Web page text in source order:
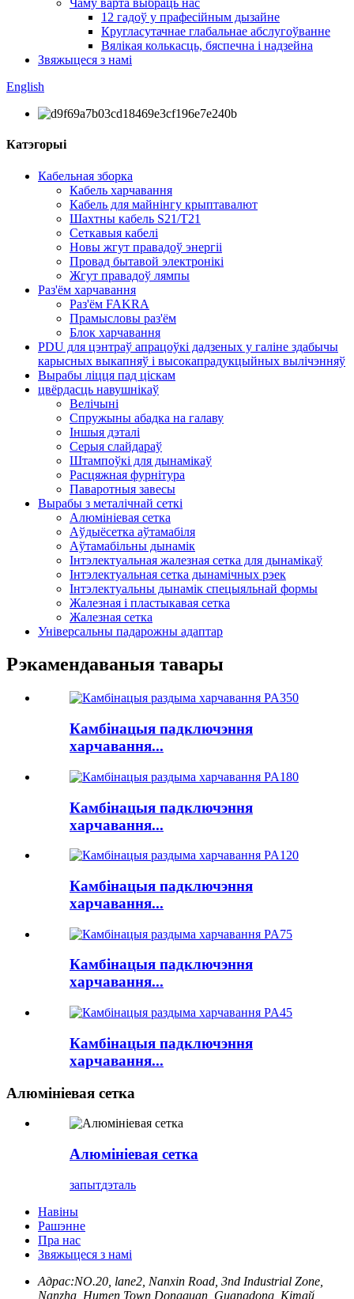
Чаму варта выбраць нас
12 гадоў у прафесійным дызайне
Кругласутачнае глабальнае абслугоўванне
Вялікая колькасць, бяспечна і надзейна
Звяжыцеся з намі
English
Катэгорыі
Кабельная зборка
Кабель харчавання
Кабель для майнінгу крыптавалют
Шахтны кабель S21/T21
Сеткавыя кабелі
Новы жгут правадоў энергіі
Провад бытавой электронікі
Жгут правадоў лямпы
Раз'ём харчавання
Раз'ём FAKRA
Прамысловы раз'ём
Блок харчавання
PDU для цэнтраў апрацоўкі дадзеных у галіне здабычы
карысных выкапняў і высокапрадукцыйных вылічэнняў
Вырабы ліцця пад ціскам
цвёрдасць навушнікаў
Велічыні
Спружыны абадка на галаву
Іншыя дэталі
Серыя слайдараў
Штампоўкі для дынамікаў
Расцяжная фурнітура
Паваротныя завесы
Вырабы з металічнай сеткі
Алюмініевая сетка
Аўдыёсетка аўтамабіля
Аўтамабільны дынамік
Інтэлектуальная жалезная сетка для дынамікаў
Інтэлектуальная сетка дынамічных рэек
Інтэлектуальны дынамік спецыяльнай формы
Жалезная і пластыкавая сетка
Жалезная сетка
Універсальны падарожны адаптар
Рэкамендаваныя тавары
Камбінацыя падключэння
харчавання...
Камбінацыя падключэння
харчавання...
Камбінацыя падключэння
харчавання...
Камбінацыя падключэння
харчавання...
Камбінацыя падключэння
харчавання...
Алюмініевая сетка
Алюмініевая сетка
запытдэталь
Навіны
Рашэнне
Пра нас
Звяжыцеся з намі
Адрас:NO.20, lane2, Nanxin Road, 3nd Industrial Zone,
Nanzha, Humen Town Dongguan, Guangdong, Кітай